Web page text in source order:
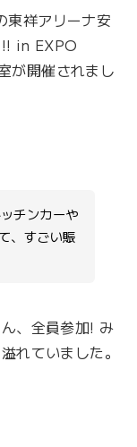
祥アリーナ安
!! in EXPO
が開催されまし
チンカーや
、すごい賑
、全員参加! み
れていました。